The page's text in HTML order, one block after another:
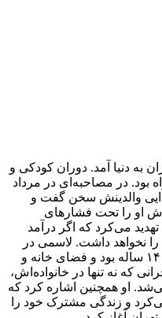
در ۲۶ آذر ۱۳۴۳ در تهران به دنیا آمد. دوران کودکی و
بود. در مصاحبه‌ای در مرداد
جدایی والدینش سخن گفت و
او را تحت فشارهای
می‌کرد که اگر درآمد
را نخواهد داشت. لاسمی در
زمان انقلاب در سال ۱۳۵۷، نوجوانی ۱۴ ساله بود و فضای خانه و
که نه تنها در خانواده‌اش،
او همچنین اشاره کرد که
و زندگی مشترک خود را